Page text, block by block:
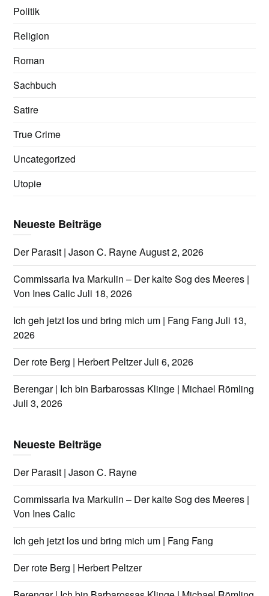
Politik
Religion
Roman
Sachbuch
Satire
True Crime
Uncategorized
Utopie
Neueste Beiträge
Der Parasit | Jason C. RayneAugust 2, 2026
Commissaria Iva Markulin – Der kalte Sog des Meeres |
Von Ines CalicJuli 18, 2026
Ich geh jetzt los und bring mich um | Fang Fang Juli 13,
2026
Der rote Berg | Herbert PeltzerJuli 6, 2026
Berengar | Ich bin Barbarossas Klinge | Michael Römling
Juli 3, 2026
Neueste Beiträge
Der Parasit | Jason C. Rayne
Commissaria Iva Markulin – Der kalte Sog des Meeres |
Von Ines Calic
Ich geh jetzt los und bring mich um | Fang Fang
Der rote Berg | Herbert Peltzer